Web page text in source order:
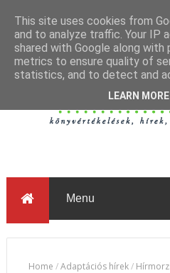
Home /Adaptációs hírek/
This site uses cookies from
and to analyze traffic. Your IP
shared with Google along
metrics to ensure quality of
statistics, and to detect and
LEARN MORE